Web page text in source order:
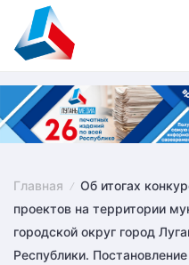
content
Главная
Об итогах
проектов на территории
городской округ город
Республики.